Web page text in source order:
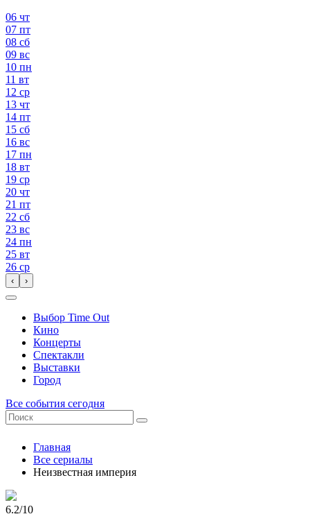
06 чт
07 пт
08 сб
09 вс
10 пн
11 вт
12 ср
13 чт
14 пт
15 сб
16 вс
17 пн
18 вт
19 ср
20 чт
21 пт
22 сб
23 вс
24 пн
25 вт
26 ср
‹ ›
Выбор Time Out
Кино
Концерты
Спектакли
Выставки
Город
Все события сегодня
Главная
Все сериалы
Неизвестная империя
6.2/10